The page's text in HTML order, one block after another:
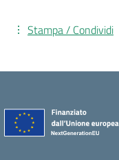
Stampa / Condividi